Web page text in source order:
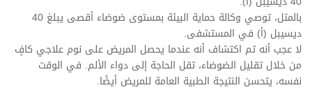
بالمثل، توصي وكالة حماية البيئة بمستوى ضوضاء أقصى يبلغ 40
ديسيبل (أ) في المستشفى.
لا عجب أنه تم اكتشاف أنه عندما يحصل المريض على نوم علاجي كافٍ
من خلال تقليل الضوضاء، تقل الحاجة إلى دواء الألم. في الوقت
نفسه، يتحسن النتيجة الطبية العامة للمريض أيضًا.